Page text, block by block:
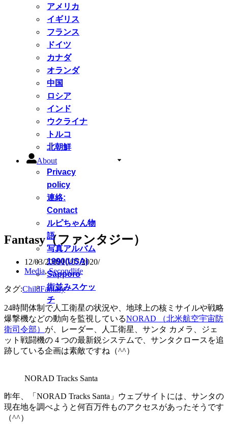
アメリカ
イギリス
フランス
ドイツ
カナダ
オランダ
中国
ロシア
インド
ウクライナ
トルコ
北朝鮮
About
Privacy
policy
連絡:
Contact
ルピちゃん物
語
写真アルバム
1990(USA)
Sapporo
街並みスケッ
チ
Fantasy（ファンタジー）
12/03/200910/07/2020
Media,Secondlife
タグ:ChildFantasy
24時間体制で人工衛星の状況や、地球上の核ミサイルや戦略
爆撃機などの動向を監視しているNORAD （北米航空宇宙防
衛司令部） が、レーダー、人工衛星、サンタ カメラ、ジェ
ット戦闘機の 4 つの最新鋭システムで、サンタクロースを追
跡している企画は素敵ですね（^^）
NORAD Tracks Santa
昨年、「NORAD Tracks Santa」ウェブサイトには、サンタの
現在地を調べようと何百万件ものアクセスがあったそうです
（^^）